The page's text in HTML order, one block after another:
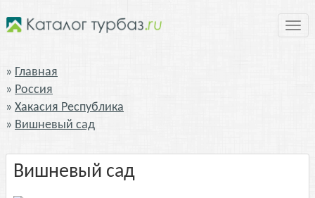
Главная
Россия
Хакасия Республика
Вишневый сад
Вишневый сад